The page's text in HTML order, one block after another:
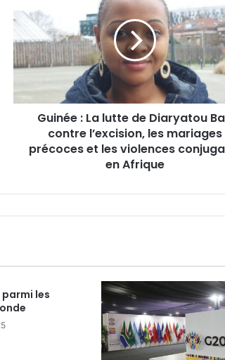
La
de
Diaryatou
Bah
l’excision,
mariages
précoces
en
Guinée : La lutte de Diaryatou
contre l’excision, les mariages
précoces et les violences
en Afrique
les